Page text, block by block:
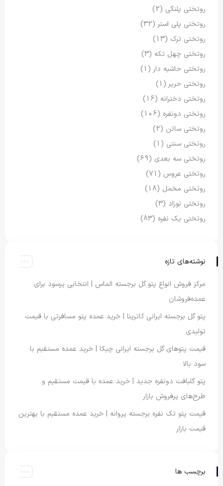
روتختی پلنگی (2)
روتختی پلی استر (32)
روتختی ترک (13)
روتختی چهل تکه (3)
روتختی حاشیه دار (1)
روتختی حریر (1)
روتختی دخترانه (16)
روتختی دونفره (106)
روتختی ساتن (2)
روتختی سنتی (1)
روتختی سه بعدی (69)
روتختی عروس (71)
روتختی مخمل (18)
روتختی نوزاد (3)
روتختی یک نفره (83)
نوشته‌های تازه
مرکز فروش انواع پتو گل برجسته الماس | انتخابی پرسود برای
عمده‌فروشان
پتو گل برجسته ایرانی کاترینا | خرید عمده پتو مسافرتی با قیمت
تولیدی
قیمت پتوهای گل برجسته ایرانی چیکا | خرید عمده مستقیم با
سود بالا
پتو گلبافت دونفره جدید | خرید عمده با قیمت مستقیم و
طرح‌های پرفروش بازار
قیمت پتو تک نفره برجسته پروانه | خرید عمده مستقیم با بهترین
قیمت بازار
برچسب ها